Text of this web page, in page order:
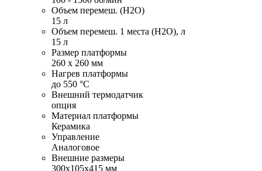
Объем перемеш. (H2O)
15 л
Объем перемеш. 1 места (H2O), л
15 л
Размер платформы
260 x 260 мм
Нагрев платформы
до 550 °С
Внешний термодатчик
опция
Материал платформы
Керамика
Управление
Аналоговое
Внешние размеры
300x105x415 мм